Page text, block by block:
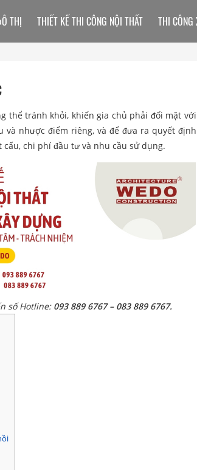
thể tránh khỏi, khiến gia chủ phải đối mặt với
và nhược điểm riêng, và để đưa ra quyết định
chi phí đầu tư và nhu cầu sử dụng.
số Hotline: 093 889 6767 – 083 889 6767.
THỊ THIẾT KẾ THI CÔNG NỘI THẤT THI CÔNG